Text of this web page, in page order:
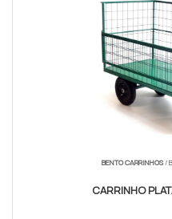
BENTO CARRINHOS/
CARRINHO